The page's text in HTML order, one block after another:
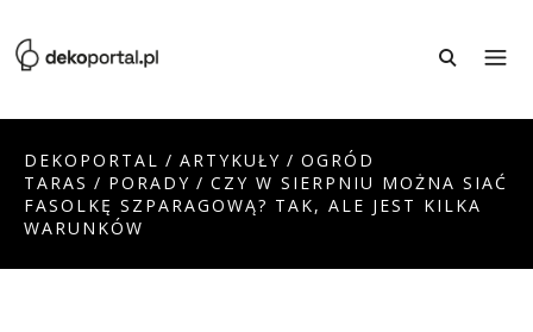
DEKOPORTAL / ARTYKUŁY / OGRÓD
TARAS / PORADY / CZY W SIERPNIU MOŻNA SIAĆ
FASOLKĘ SZPARAGOWĄ? TAK, ALE JEST KILKA
WARUNKÓW